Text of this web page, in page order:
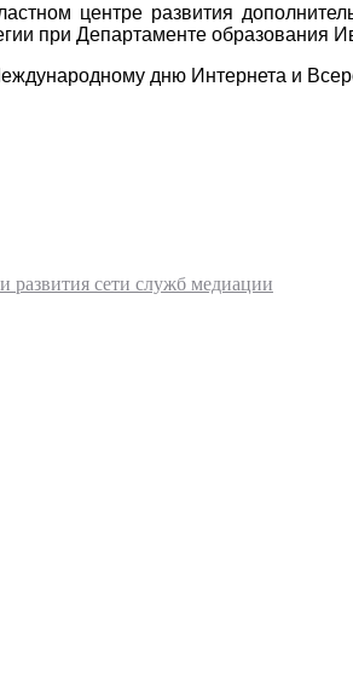
центре развития
при Департаменте образования
дню Интернета и
развития сети служб медиации